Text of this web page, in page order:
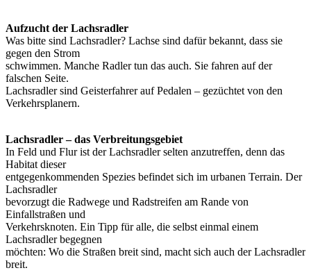
Aufzucht der Lachsradler
Was bitte sind Lachsradler? Lachse sind dafür bekannt, dass sie
gegen den Strom
schwimmen. Manche Radler tun das auch. Sie fahren auf der
falschen Seite.
Lachsradler sind Geisterfahrer auf Pedalen – gezüchtet von den
Verkehrsplanern.
Lachsradler – das Verbreitungsgebiet
In Feld und Flur ist der Lachsradler selten anzutreffen, denn das
Habitat dieser
entgegenkommenden Spezies befindet sich im urbanen Terrain. Der
Lachsradler
bevorzugt die Radwege und Radstreifen am Rande von
Einfallstraßen und
Verkehrsknoten. Ein Tipp für alle, die selbst einmal einem
Lachsradler begegnen
möchten: Wo die Straßen breit sind, macht sich auch der Lachsradler
breit.